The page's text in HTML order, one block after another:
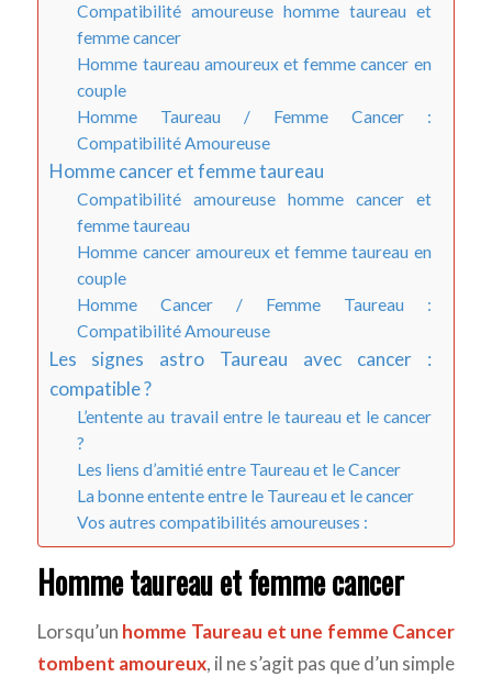
Compatibilité amoureuse homme taureau et
femme cancer
Homme taureau amoureux et femme cancer en
couple
Homme Taureau / Femme Cancer :
Compatibilité Amoureuse
Homme cancer et femme taureau
Compatibilité amoureuse homme cancer et
femme taureau
Homme cancer amoureux et femme taureau en
couple
Homme Cancer / Femme Taureau :
Compatibilité Amoureuse
Les signes astro Taureau avec cancer :
compatible ?
L’entente au travail entre le taureau et le cancer
?
Les liens d’amitié entre Taureau et le Cancer
La bonne entente entre le Taureau et le cancer
Vos autres compatibilités amoureuses :
Homme taureau et femme cancer
Lorsqu’un homme Taureau et une femme Cancer
tombent amoureux, il ne s’agit pas que d’un simple